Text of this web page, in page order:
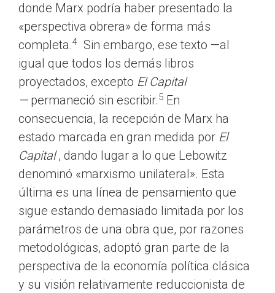
donde Marx podría haber presentado la
«perspectiva obrera» de forma más
completa.4 Sin embargo, ese texto —al
igual que todos los demás libros
proyectados, excepto El Capital
—permaneció sin escribir.5 En
consecuencia, la recepción de Marx ha
estado marcada en gran medida por El
Capital, dando lugar a lo que Lebowitz
denominó «marxismo unilateral». Esta
última es una línea de pensamiento que
sigue estando demasiado limitada por los
parámetros de una obra que, por razones
metodológicas, adoptó gran parte de la
perspectiva de la economía política clásica
y su visión relativamente reduccionista de